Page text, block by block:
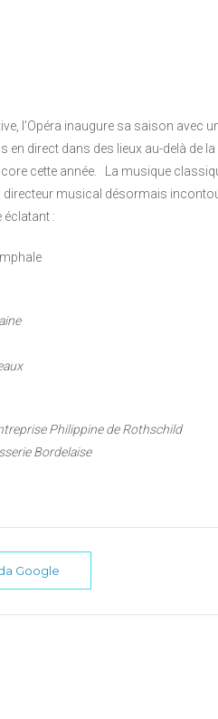
l’Opéra inaugure sa saison avec
en direct dans des lieux au-delà de
cette année. La musique
directeur musical désormais
:
Philippine de Rothschild
Bordelaise
Google